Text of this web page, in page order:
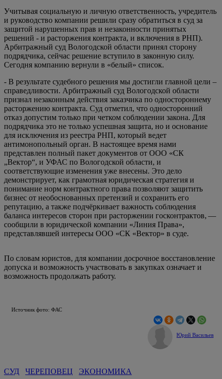
Учитывая социальную и личную ответственность, учредитель
и руководство компании решили сразу обратиться в суд за
защитой нарушенных прав и незаконности принятых
решений - и расторжения контракта, и включения в РНП).
Арбитражный суд Вологодской области принял сторону
подрядчика, сейчас решение вступило в законную силу.
Сегодня компанию вернули в «белый» список.
- В результате судебного решения мы достигли главной цели –
справедливости. Арбитражный суд Вологодской области
признал незаконным действия заказчика по одностороннему
расторжению контракта. Суд отметил, что односторонний
отказ допустим только при четком соблюдении закона. Для
подрядчика это не только успешная защита, но и основание
для исключения из реестра РНП, который ведет
антимонопольный орган. В настоящее время нами
представлен полный пакет документов от ООО «СК
„Вектор“, и УФАС по Вологодской области, и
соответствующие изменения уже внесены. Это дело
демонстрирует, как грамотная юридическая стратегия и
понимание норм контрактного права позволяют защитить
бизнес от необоснованных претензий и сохранить его
репутацию, а также подчёркивает важность соблюдения
баланса интересов сторон при расторжении госконтрактов, —
сообщили в юридической компании «Линия Права»,
представлявшей интересы ООО «СК «Вектор» в суде.
По словам юристов, для компании досрочное восстановление
допуска и возможность участвовать в закупках означает и
возможность продолжать работу.
Источник фото: ФАС
Юрий Васильев
СУД ЧЕРЕПОВЕЦ ЭКОНОМИКА